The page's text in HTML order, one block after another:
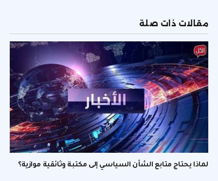
مقالات ذات صلة
لماذا يحتاج متابع الشأن السياسي إلى مكتبة وثائقية موازية؟